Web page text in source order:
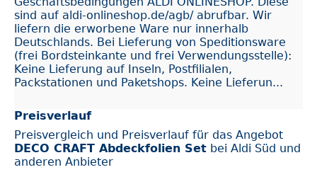
sind auf aldi-onlineshop.de/agb/ abrufbar. Wir
liefern die erworbene Ware nur innerhalb
Deutschlands. Bei Lieferung von Speditionsware
(frei Bordsteinkante und frei Verwendungsstelle):
Keine Lieferung auf Inseln, Postfilialen,
Packstationen und Paketshops. Keine Lieferun...
Preisverlauf
Preisvergleich und Preisverlauf für das Angebot
DECO CRAFT Abdeckfolien Set bei Aldi Süd und
anderen Anbieter